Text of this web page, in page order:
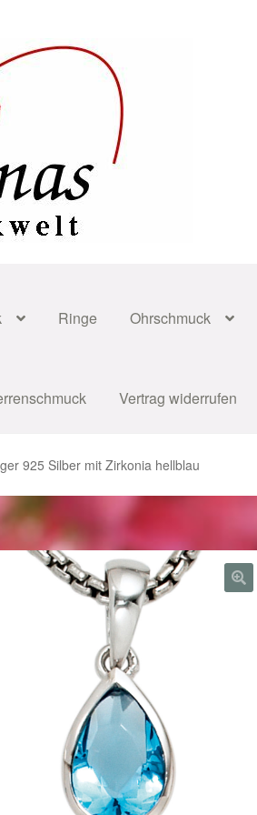
Ringe Ohrschmuck
Vertrag widerrufen
zu Ostern 2023 Geschenke zu
für Weihnachten 2023
für Weihnachten 2025
Schmuck online kaufen 2016
Schmuck online kaufen 2018
Karneval 2019 – Schmuck zu
Liefer- und Versandkosten
und Festliches zu Halloween
925 Silber mit Zirkonia hellblau